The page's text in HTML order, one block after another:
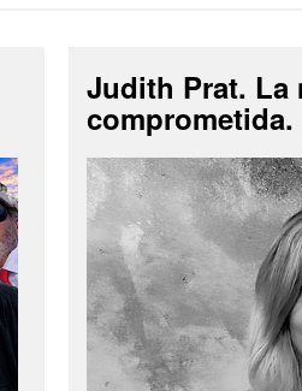
Judith Prat. La
comprometida.